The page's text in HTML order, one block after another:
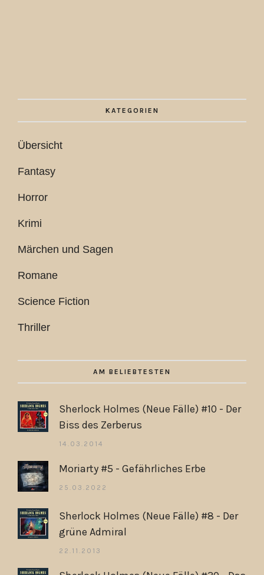
KATEGORIEN
Übersicht
Fantasy
Horror
Krimi
Märchen und Sagen
Romane
Science Fiction
Thriller
AM BELIEBTESTEN
Sherlock Holmes (Neue Fälle) #10 - Der
Biss des Zerberus
14.03.2014
Moriarty #5 - Gefährliches Erbe
25.03.2022
Sherlock Holmes (Neue Fälle) #8 - Der
grüne Admiral
22.11.2013